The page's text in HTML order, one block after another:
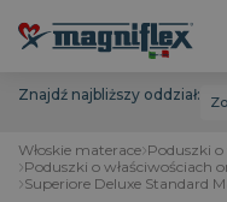
Znajdź najbliższy oddział:
Włoskie materace Poduszki
Poduszki o właściwościach
Superiore Deluxe Standard